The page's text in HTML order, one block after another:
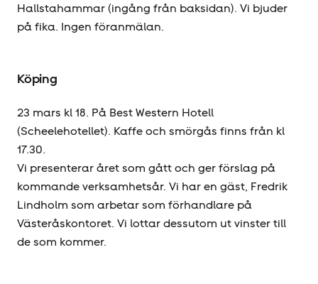
Hallstahammar (ingång från baksidan). Vi bjuder
på fika. Ingen föranmälan.
Köping
23 mars kl 18. På Best Western Hotell
(Scheelehotellet). Kaffe och smörgås finns från kl
17.30.
Vi presenterar året som gått och ger förslag på
kommande verksamhetsår. Vi har en gäst, Fredrik
Lindholm som arbetar som förhandlare på
Västeråskontoret. Vi lottar dessutom ut vinster till
de som kommer.